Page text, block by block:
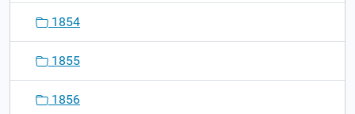
1854
1855
1856